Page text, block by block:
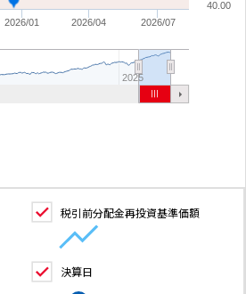
2026/01 2026/07
2026/04
2025
40.00
税引前分配金再投資基準価額
決算日